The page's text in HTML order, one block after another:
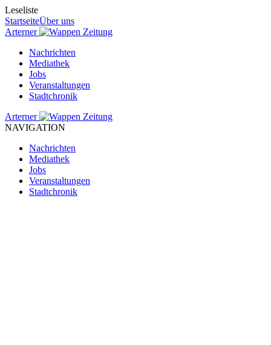
Leseliste
StartseiteÜber uns
Arterner
Zeitung
Nachrichten
Mediathek
Jobs
Veranstaltungen
Stadtchronik
Arterner
Zeitung
NAVIGATION
Nachrichten
Mediathek
Jobs
Veranstaltungen
Stadtchronik